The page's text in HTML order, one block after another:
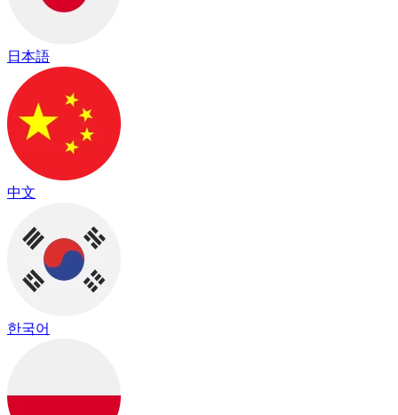
日本語
中文
한국어